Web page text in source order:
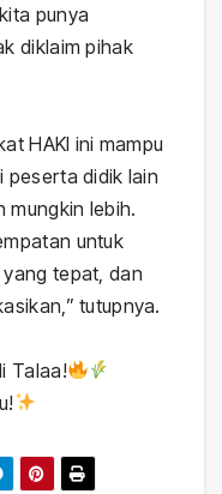
punya
diklaim pihak
HAKI ini mampu
peserta didik lain
mungkin lebih.
untuk
tepat, dan
tutupnya.
Talaa!